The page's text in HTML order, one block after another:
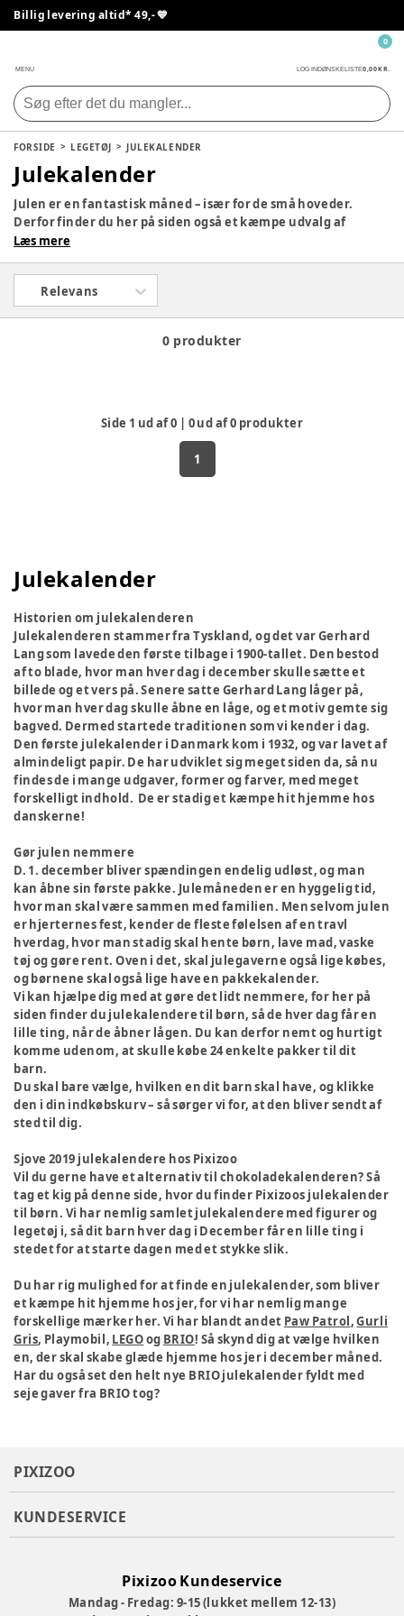
Billig levering altid* 49,- 💙
MENU LOG INDØNSKELISTE0,00 KR.
0
FORSIDE LEGETØJ JULEKALENDER
Julekalender
Julen er en fantastisk måned – især for de små hoveder.
Derfor finder du her på siden også et kæmpe udvalg af
julekalendere, så dit barn kan få en lille gave hver dag i
om der ikke er en, som vil falde i god jord hjemme hos jer.
Læs mere
Relevans
0 produkter
Side 1 ud af0 | 0ud af0 produkter
1
Julekalender
Historien om julekalenderen
Julekalenderen stammer fra Tyskland, og det var Gerhard
Lang som lavede den første tilbage i 1900-tallet. Den bestod
af to blade, hvor man hver dag i december skulle sætte et
billede og et vers på. Senere satte Gerhard Lang låger på,
hvor man hver dag skulle åbne en låge, og et motiv gemte sig
bagved. Dermed startede traditionen som vi kender i dag.
Den første julekalender i Danmark kom i 1932, og var lavet af
almindeligt papir. De har udviklet sig meget siden da, så nu
findes de i mange udgaver, former og farver, med meget
forskelligt indhold. De er stadig et kæmpe hit hjemme hos
danskerne!
Gør julen nemmere
D. 1. december bliver spændingen endelig udløst, og man
kan åbne sin første pakke. Julemåneden er en hyggelig tid,
hvor man skal være sammen med familien. Men selvom julen
er hjerternes fest, kender de fleste følelsen af en travl
hverdag, hvor man stadig skal hente børn, lave mad, vaske
tøj og gøre rent. Oven i det, skal julegaverne også lige købes,
og børnene skal også lige have en pakkekalender.
Vi kan hjælpe dig med at gøre det lidt nemmere, for her på
siden finder du julekalendere til børn, så de hver dag får en
lille ting, når de åbner lågen. Du kan derfor nemt og hurtigt
komme udenom, at skulle købe 24 enkelte pakker til dit
barn.
Du skal bare vælge, hvilken en dit barn skal have, og klikke
den i din indkøbskurv – så sørger vi for, at den bliver sendt af
sted til dig.
Sjove 2019 julekalendere hos Pixizoo
Vil du gerne have et alternativ til chokoladekalenderen? Så
tag et kig på denne side, hvor du finder Pixizoos julekalender
til børn. Vi har nemlig samlet julekalendere med figurer og
legetøj i, så dit barn hver dag i December får en lille ting i
stedet for at starte dagen med et stykke slik.
Du har rig mulighed for at finde en julekalender, som bliver
et kæmpe hit hjemme hos jer, for vi har nemlig mange
forskellige mærker her. Vi har blandt andet Paw Patrol,Gurli
Gris, Playmobil, LEGOog BRIO! Så skynd dig at vælge hvilken
en, der skal skabe glæde hjemme hos jer i december måned.
Har du også set den helt nye BRIO julekalender fyldt med
seje gaver fra BRIO tog?
PIXIZOO
KUNDESERVICE
Pixizoo Kundeservice
Mandag - Fredag: 9-15 (lukket mellem 12-13)